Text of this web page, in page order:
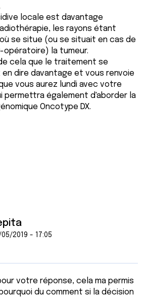
locale est davantage
les rayons étant
se situe (ou se situait en cas de
la tumeur.
cela que le traitement se
dire davantage et vous renvoie
vous aurez lundi avec votre
permettra également d'aborder la
Oncotype DX.
2019 - 17:05
votre réponse, cela ma permis
du comment si la décision